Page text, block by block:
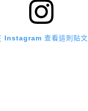
Instagram 查看這則貼文